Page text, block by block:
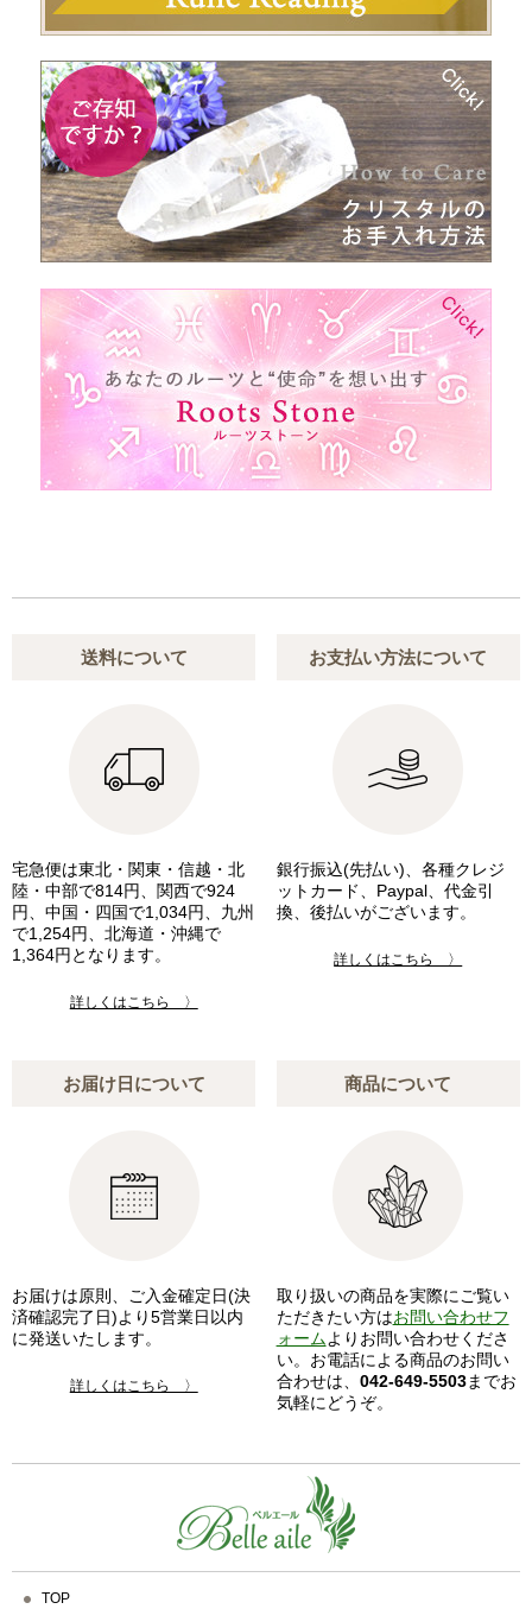
送料について
宅急便は東北・関東・信越・北
陸・中部で814円、関西で924
円、中国・四国で1,034円、九州
で1,254円、北海道・沖縄で
1,364円となります。
詳しくはこちら 〉
お支払い方法について
銀行振込(先払い)、各種クレジ
ットカード、Paypal、代金引
換、後払いがございます。
詳しくはこちら 〉
お届け日について
お届けは原則、ご入金確定日(決
済確認完了日)より5営業日以内
に発送いたします。
詳しくはこちら 〉
商品について
取り扱いの商品を実際にご覧い
ただきたい方はお問い合わせフ
ォームよりお問い合わせくださ
い。お電話による商品のお問い
合わせは、 042-649-5503までお
気軽にどうぞ。
TOP